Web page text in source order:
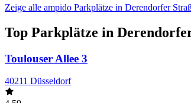
Zeige alle ampido Parkplätze in Derendorfer
Top Parkplätze in
Toulouser Allee 3
40211 Düsseldorf